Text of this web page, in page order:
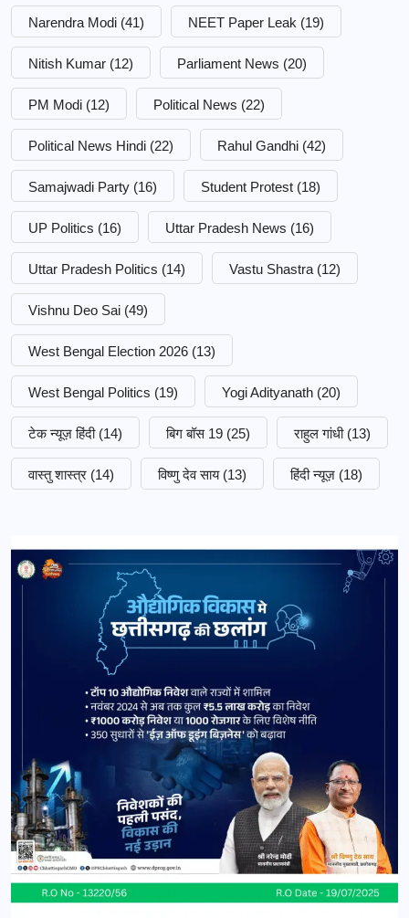
Narendra Modi (41) NEET Paper Leak (19)
Nitish Kumar (12) Parliament News (20)
PM Modi (12) Political News (22)
Political News Hindi (22) Rahul Gandhi (42)
Samajwadi Party (16) Student Protest (18)
UP Politics (16) Uttar Pradesh News (16)
Uttar Pradesh Politics (14) Vastu Shastra (12)
Vishnu Deo Sai (49)
West Bengal Election 2026 (13)
West Bengal Politics (19) Yogi Adityanath (20)
टेक न्यूज़ हिंदी (14) बिग बॉस 19 (25) राहुल गांधी (13)
वास्तु शास्त्र (14) विष्णु देव साय (13) हिंदी न्यूज़ (18)